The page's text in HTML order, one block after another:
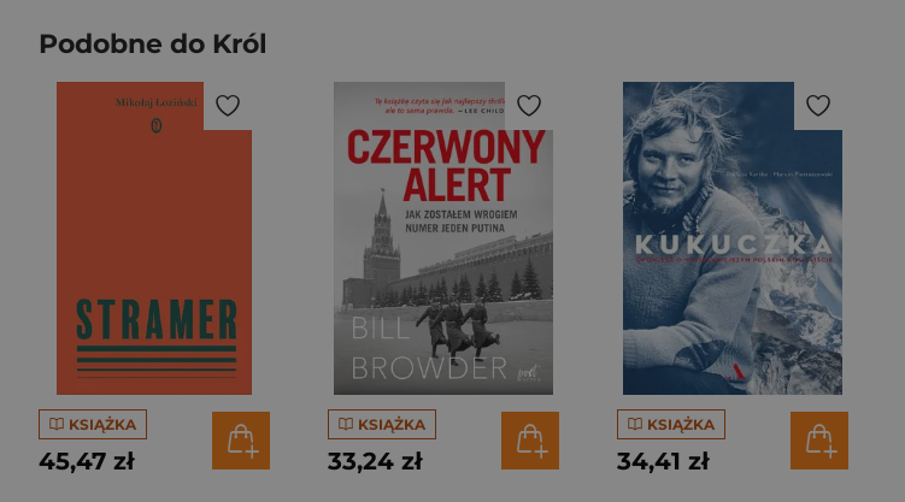
Podobne do Król
KSIĄŻKA
45,47 zł
KSIĄŻKA
33,24 zł
KSIĄŻKA
34,41 zł